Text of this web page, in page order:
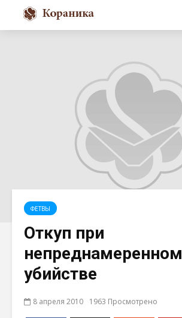
ФЕТВЫ
Откуп при
непреднамеренном
убийстве
8 апреля 2010 1963 Просмотрено